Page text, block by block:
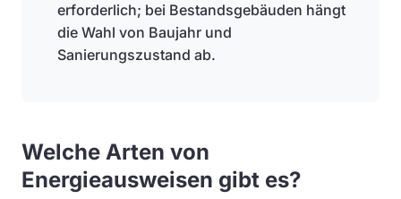
erforderlich; bei Bestandsgebäuden hängt
die Wahl von Baujahr und
Sanierungszustand ab.
Welche Arten von
Energieausweisen gibt es?